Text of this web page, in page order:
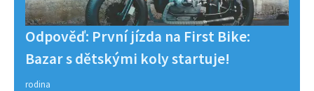
Odpověď: První jízda na First Bike:
Bazar s dětskými koly startuje!
rodina